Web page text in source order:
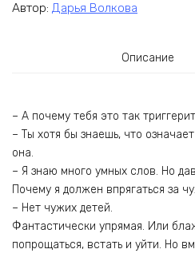
Автор: Дарья Волкова
Описание
– А почему тебя это так
– Ты хотя бы знаешь, что
она.
– Я знаю много умных слов. Но
Почему я должен впрягаться за
– Нет чужих детей.
Фантастически упрямая. Или
попрощаться, встать и уйти. Но